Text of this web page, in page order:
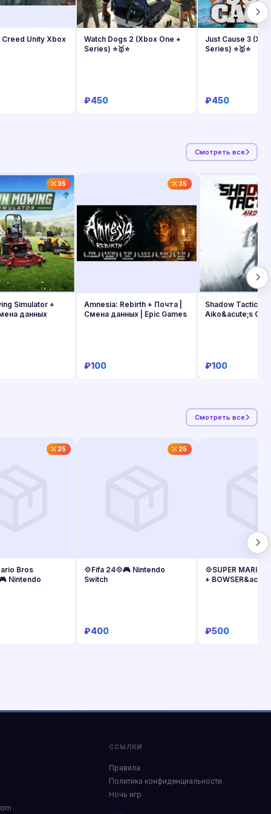
Unity Xbox
Watch Dogs 2 (Xbox One +
Series) ⭐🥇⭐
₽450
Just Cause 3
Series) ⭐🥇⭐
₽450
Смотреть все
35
Simulator +
данных
35
Amnesia: Rebirth + Почта |
Смена данных | Epic Games
₽100
Shadow Tactics —
Aiko&acute;s
₽100
Смотреть все
25
Bros
Nintendo
25
💠Fifa 24💠🎮 Nintendo
Switch
₽400
💠SUPER MARIO
+
₽500
ССЫЛКИ
Правила
Политика конфиденциальности
Ночь игр